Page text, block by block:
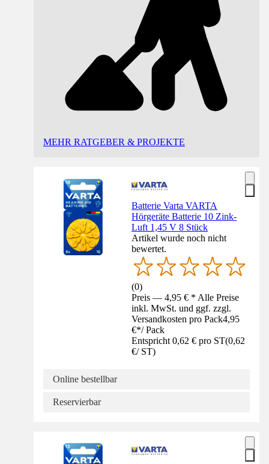
MEHR RATGEBER & PROJEKTE
Batterie Varta VARTA
Hörgeräte Batterie 10 Zink-
Luft 1,45 V 8 Stück
Artikel wurde noch nicht
bewertet.
(0)
Preis — 4,95 € * Alle Preise
inkl. MwSt. und ggf. zzgl.
Versandkosten pro Pack4,95
€*/ Pack
Entspricht 0,62 € pro ST(0,62
€/ ST)
Online bestellbar
Reservierbar